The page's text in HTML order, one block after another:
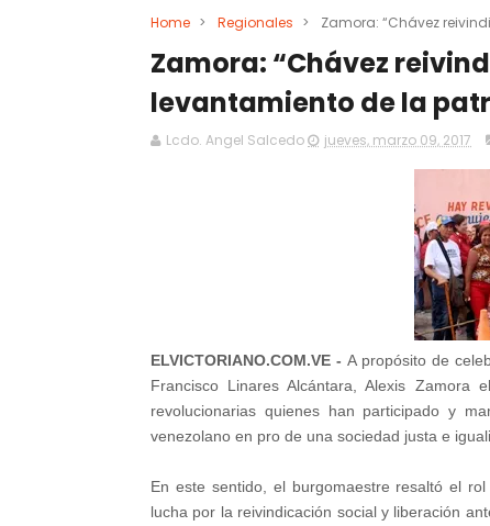
Home > Regionales > Zamora: “Chávez
Zamora: “Chávez
levantamiento de la
Lcdo. Angel Salcedo jueves, marzo 09, 2017
ELVICTORIANO.COM.VE - A propósito de
Francisco Linares Alcántara, Alexis
revolucionarias quienes han participado y
venezolano en pro de una sociedad justa e
En este sentido, el burgomaestre resaltó el
lucha por la reivindicación social y liberación